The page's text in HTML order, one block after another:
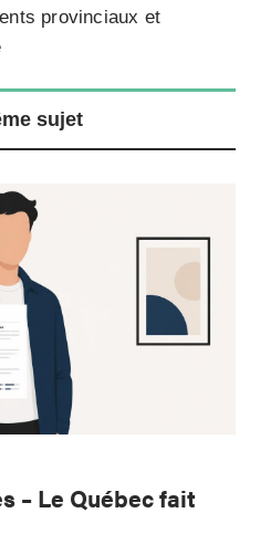
provinciaux et
sujet
– Le Québec fait